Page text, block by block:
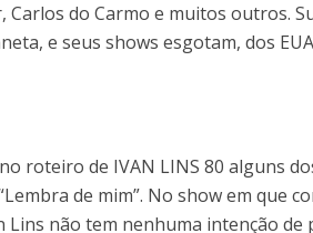
Carlos do Carmo e muitos outros.
e seus shows esgotam, dos
roteiro de IVAN LINS 80 alguns
de mim”. No show em que
Lins não tem nenhuma intenção